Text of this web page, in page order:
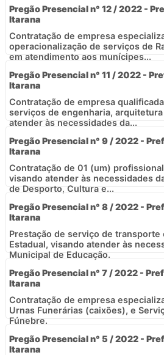
Pregão Presencial n° 12 / 2022 -
Itarana
Contratação de empresa
operacionalização de serviços de
em atendimento aos munícipes...
Pregão Presencial n° 11 / 2022 -
Itarana
Contratação de empresa
serviços de engenharia,
atender às necessidades da...
Pregão Presencial n° 9 / 2022 -
Itarana
Contratação de 01 (um)
visando atender às necessidades
de Desporto, Cultura e...
Pregão Presencial n° 8 / 2022 -
Itarana
Prestação de serviço de transporte
Estadual, visando atender às
Municipal de Educação.
Pregão Presencial n° 7 / 2022 -
Itarana
Contratação de empresa
Urnas Funerárias (caixões), e
Fúnebre.
Pregão Presencial n° 5 / 2022 -
Itarana